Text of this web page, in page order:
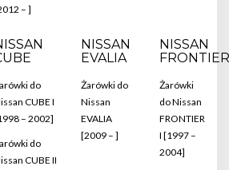
– ]
do
CUBE I
– 2002]
do
CUBE II
NISSAN
EVALIA
Żarówki do
Nissan
EVALIA
[2009 – ]
NISSAN
FRONTIER
Żarówki
do Nissan
FRONTIER
I [1997 –
2004]